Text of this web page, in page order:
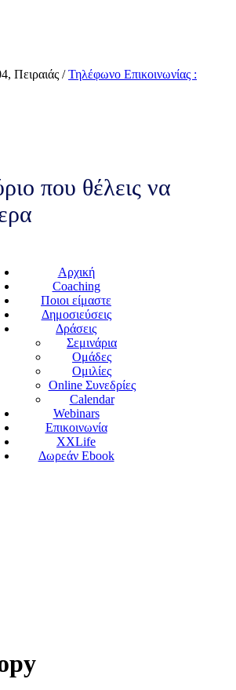
Πειραιάς /Τηλέφωνο Επικοινωνίας :
που θέλεις να
Αρχική
Coaching
Ποιοι είμαστε
Δημοσιεύσεις
Δράσεις
Σεμινάρια
Ομάδες
Ομιλίες
Online Συνεδρίες
Calendar
Webinars
Επικοινωνία
XXLife
Δωρεάν Ebook